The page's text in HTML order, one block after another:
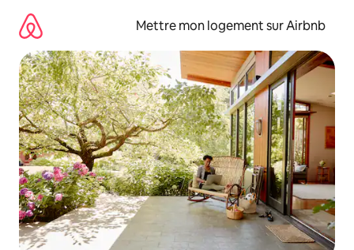
directement
contenu
Mettre mon logement sur Airbnb